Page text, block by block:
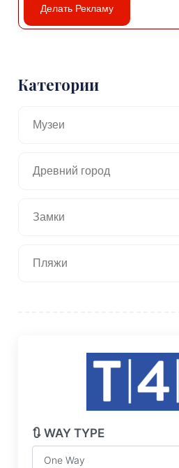
Делать Рекламу
Категории
Музеи
Древний город
Замки
Пляжи
🔃 WAY TYPE